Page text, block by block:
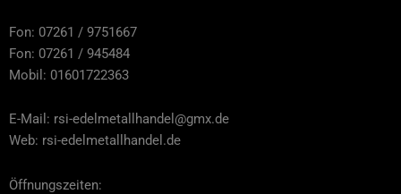
Fon: 07261 / 9751667
Fon: 07261 / 945484
Mobil: 01601722363
E-Mail: rsi-edelmetallhandel@gmx.de
Web: rsi-edelmetallhandel.de
Öffnungszeiten: